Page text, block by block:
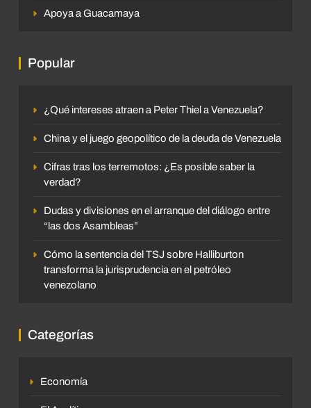
Apoya a Guacamaya
Popular
¿Qué intereses atraen a Peter Thiel a Venezuela?
China y el juego geopolítico de la deuda de Venezuela
Cifras tras los terremotos: ¿Es posible saber la
verdad?
Dudas y divisiones en el arranque del diálogo entre
“las dos Asambleas”
Cómo la sentencia del TSJ sobre Halliburton
transforma la jurisprudencia en el petróleo
venezolano
Categorías
Economía